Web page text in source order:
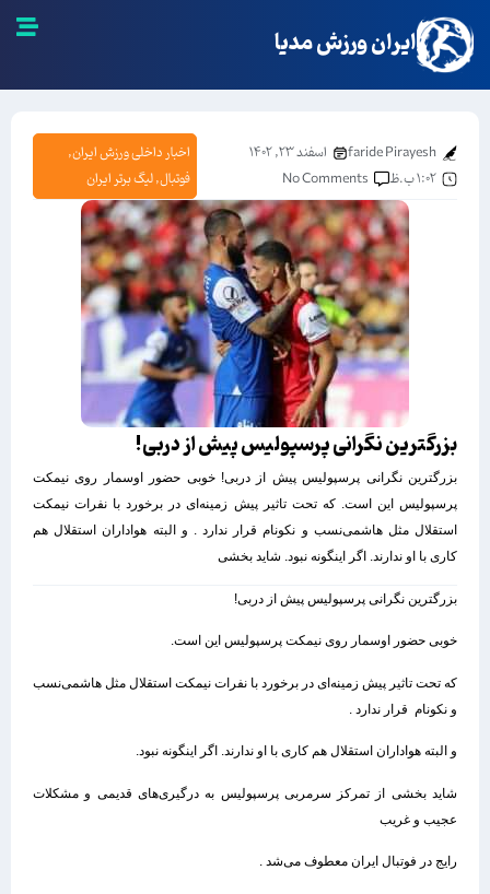
ایران ورزش مدیا
faride Pirayesh
اسفند ۲۳, ۱۴۰۲
۱:۰۲ ب.ظ
No Comments
اخبار داخلی ورزش ایران,
فوتبال,لیگ برتر ایران
بزرگترین نگرانی پرسپولیس پیش از دربی!
بزرگترین نگرانی پرسپولیس پیش از دربی! خوبی حضور اوسمار روی نیمکت
پرسپولیس این است. که تحت تاثیر پیش زمینه‌ای در برخورد با نفرات نیمکت
استقلال مثل هاشمی‌نسب و نکونام قرار ندارد . و البته هواداران استقلال هم
کاری با او ندارند. اگر اینگونه نبود. شاید بخشی
بزرگترین نگرانی پرسپولیس پیش از دربی!
خوبی حضور اوسمار روی نیمکت پرسپولیس این است.
که تحت تاثیر پیش زمینه‌ای در برخورد با نفرات نیمکت استقلال مثل هاشمی‌نسب
و نکونام قرار ندارد .
و البته هواداران استقلال هم کاری با او ندارند. اگر اینگونه نبود.
شاید بخشی از تمرکز سرمربی پرسپولیس به درگیری‌های قدیمی و مشکلات
عجیب و غریب
رایج در فوتبال ایران معطوف می‌شد .